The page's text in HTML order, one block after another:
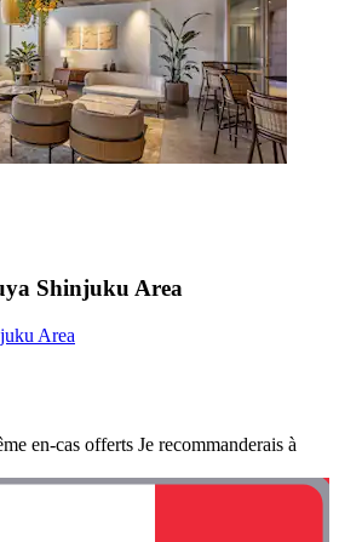
Shinjuku Area
Area
en-cas offerts Je recommanderais à